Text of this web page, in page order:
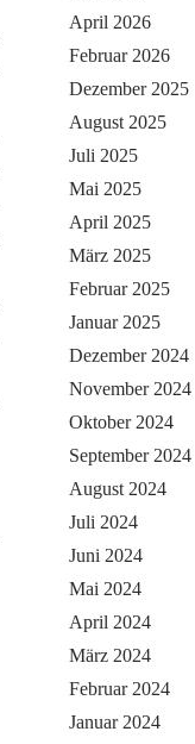
April 2026
Februar 2026
Dezember 2025
August 2025
Juli 2025
Mai 2025
April 2025
März 2025
Februar 2025
Januar 2025
Dezember 2024
November 2024
Oktober 2024
September 2024
August 2024
Juli 2024
Juni 2024
Mai 2024
April 2024
März 2024
Februar 2024
Januar 2024